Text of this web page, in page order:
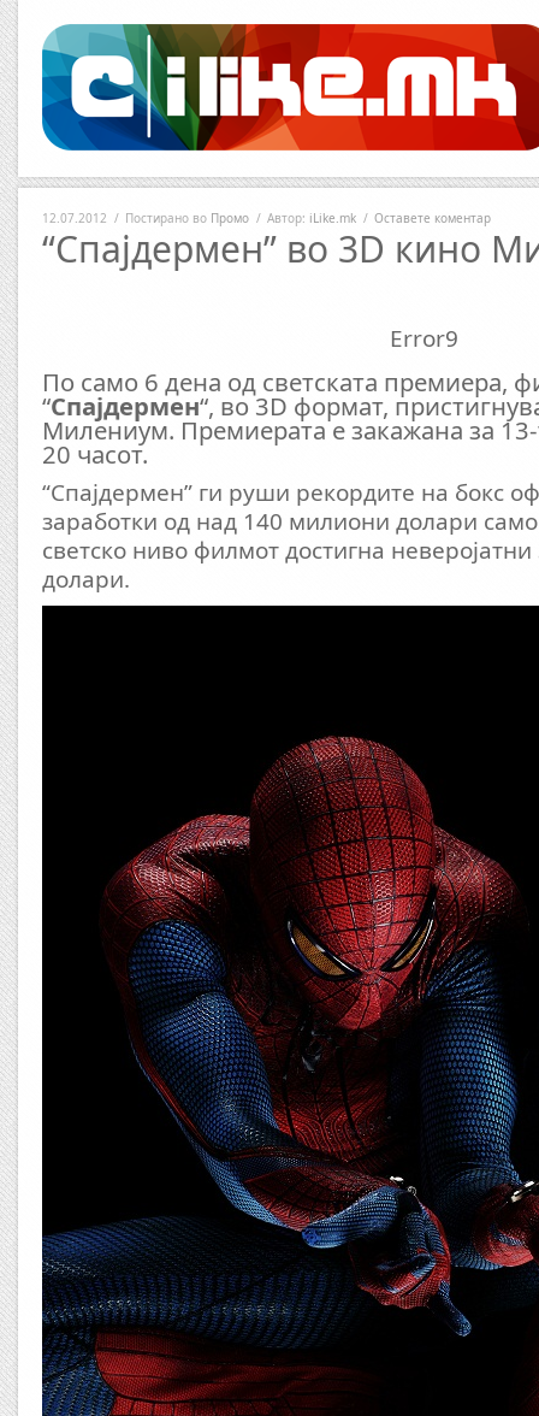
12.07.2012 / Постирано во Промо / Автор: iLike.mk / Оставете коментар
“Спајдермен” во 3D кино
Error9
По само 6 дена од светската премиера,
“Спајдермен“, во 3D формат,
Милениум. Премиерата е закажана за 13-
20 часот.
“Спајдермен” ги руши рекордите на бокс
заработки од над 140 милиони долари
светско ниво филмот достигна
долари.